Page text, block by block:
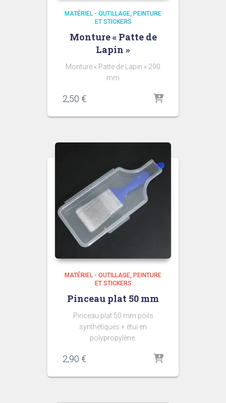
MATÉRIEL - OUTILLAGE PEINTURE
ET STICKERS
Monture « Patte de
Lapin »
Monture « Patte de Lapin » 290
mm
2,50 €
MATÉRIEL - OUTILLAGE PEINTURE
ET STICKERS
Pinceau plat 50 mm
Pinceau plat 50 mm poils
synthétiques + étui en
polypropylène.
2,90 €